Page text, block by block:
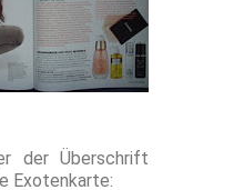
der Überschrift
Exotenkarte: